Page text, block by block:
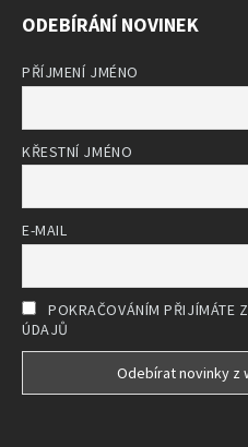
ODEBÍRÁNÍ NOVINEK
PŘÍJMENÍ JMÉNO
KŘESTNÍ JMÉNO
E-MAIL
POKRAČOVÁNÍM PŘIJÍMÁTE
ÚDAJŮ